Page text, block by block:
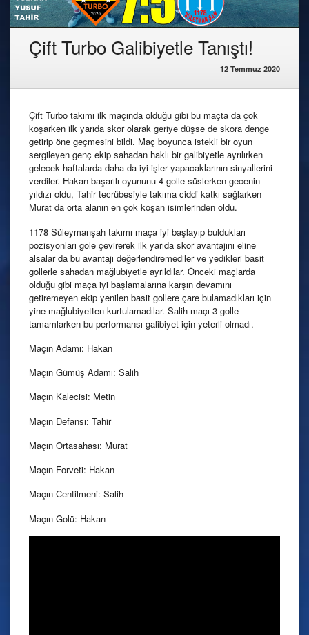
Çift Turbo Galibiyetle Tanıştı!
12 Temmuz 2020
Çift Turbo takımı ilk maçında olduğu gibi bu maçta da çok
koşarken ilk yarıda skor olarak geriye düşse de skora denge
getirip öne geçmesini bildi. Maç boyunca istekli bir oyun
sergileyen genç ekip sahadan haklı bir galibiyetle ayrılırken
gelecek haftalarda daha da iyi işler yapacaklarının sinyallerini
verdiler. Hakan başarılı oyununu 4 golle süslerken gecenin
yıldızı oldu, Tahir tecrübesiyle takıma ciddi katkı sağlarken
Murat da orta alanın en çok koşan isimlerinden oldu.
1178 Süleymanşah takımı maça iyi başlayıp buldukları
pozisyonları gole çevirerek ilk yarıda skor avantajını eline
alsalar da bu avantajı değerlendiremediler ve yedikleri basit
gollerle sahadan mağlubiyetle ayrıldılar. Önceki maçlarda
olduğu gibi maça iyi başlamalarına karşın devamını
getiremeyen ekip yenilen basit gollere çare bulamadıkları için
yine mağlubiyetten kurtulamadılar. Salih maçı 3 golle
tamamlarken bu performansı galibiyet için yeterli olmadı.
Maçın Adamı: Hakan
Maçın Gümüş Adamı: Salih
Maçın Kalecisi: Metin
Maçın Defansı: Tahir
Maçın Ortasahası: Murat
Maçın Forveti: Hakan
Maçın Centilmeni: Salih
Maçın Golü: Hakan